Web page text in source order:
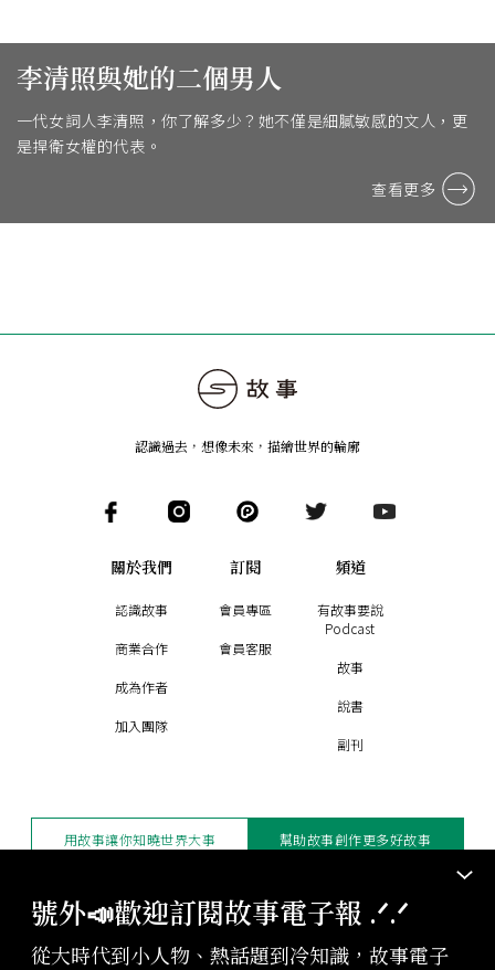
李清照與她的二個男人
一代女詞人李清照，你了解多少？她不僅是細膩敏感的文人，更
是捍衛女權的代表。
查看更多
號外📣歡迎訂閱故事電子報 .ᐟ‪‪.ᐟ
從大時代到小人物、熱話題到冷知識，故事電子
認識過去，想像未來 ， 描繪世界的輪廓
關於我們
認識故事
商業合作
成為作者
加入團隊
訂閱
會員專區
會員客服
頻道
有故事要說
Podcast
故事
說書
副刊
版權聲明與轉載規範
用故事讓你知曉世界大事 幫助故事創作更多好故事